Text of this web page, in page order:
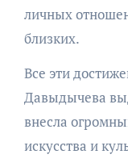
личных
близких.
Все эти
Давыдычева
внесла
искусства и